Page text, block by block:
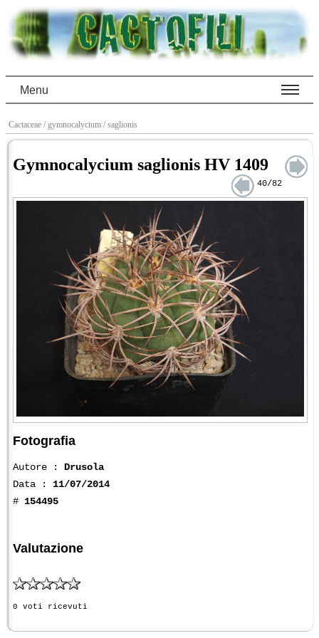
Menu
Cactaceae / gymnocalycium / saglionis
Gymnocalycium saglionis HV 1409
40/82
Fotografia
Autore : Drusola
Data : 11/07/2014
# 154495
Valutazione
0 voti ricevuti